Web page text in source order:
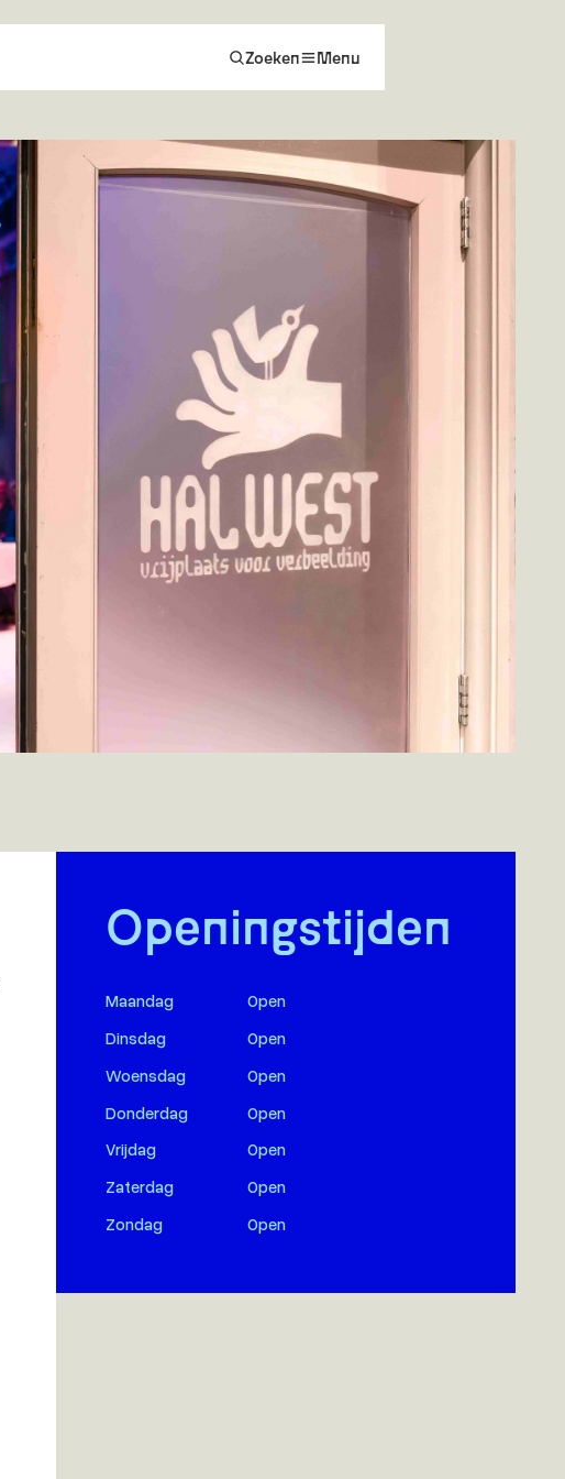
Zoeken Menu
Openingstijden
Maandag
Open
Dinsdag
Open
Woensdag
Open
Donderdag
Open
Vrijdag
Open
Zaterdag
Open
Zondag
Open